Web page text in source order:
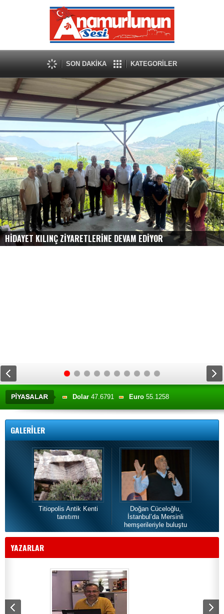
SON DAKİKA KATEGORİLER
HİDAYET KILINÇ ZİYARETLERİNE DEVAM EDİYOR
Dolar 47.6791 Euro 55.1258
Altın6659.71 BIST13779.39
GALERİLER
Titiopolis Antik Kenti
tanıtımı
Doğan Cüceloğlu,
İstanbul’da Mersinli
hemşerileriyle buluştu
YAZARLAR